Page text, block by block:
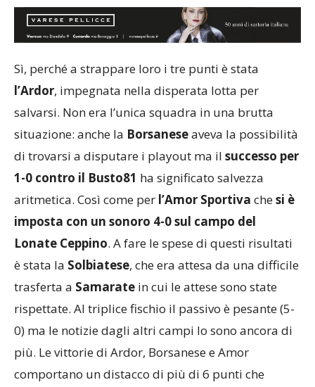
Sì, perché a strappare loro i tre punti è stata
l’Ardor, impegnata nella disperata lotta per
salvarsi. Non era l’unica squadra in una brutta
situazione: anche laBorsanese aveva la possibilità
di trovarsi a disputare i playout ma ilsuccesso per
1-0 contro il Busto81ha significato salvezza
aritmetica. Così come perl’Amor Sportivache
imposta con un sonoro 4-0 sul campo del
Lonate Ceppino. A fare le spese di questi risultati
è stata laSolbiatese, che era attesa da una difficile
trasferta aSamaratein cui le attese sono state
rispettate. Al triplice fischio il passivo è pesante (5-
0) ma le notizie dagli altri campi lo sono ancora di
più. Le vittorie di Ardor, Borsanese e Amor